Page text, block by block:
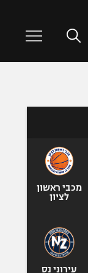
מכבי ראשון
לציון
עירוני נס